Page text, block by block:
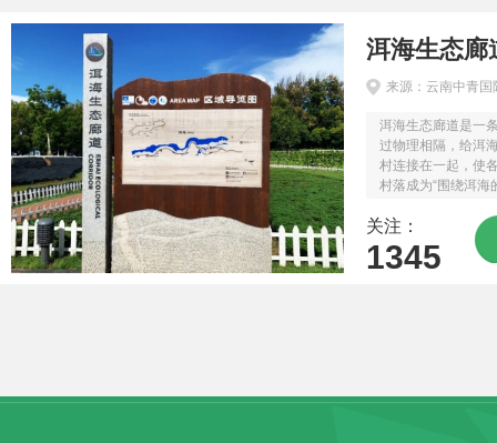
洱海生态廊
来源：云南中青
洱海生态廊道是一
过物理相隔，给洱
村连接在一起，使
村落成为“围绕洱海
徐展开。...
关注：
1345